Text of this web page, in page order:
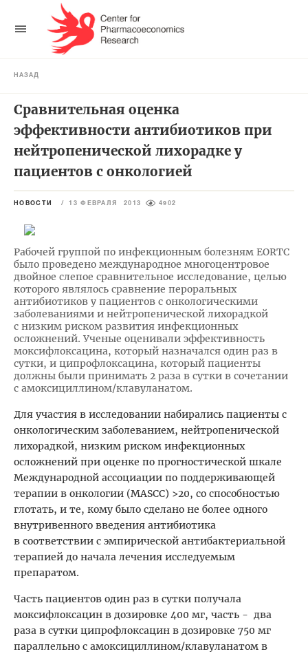
НАЗАД
Сравнительная оценка
эффективности антибиотиков при
нейтропенической лихорадке у
пациентов с онкологией
НОВОСТИ / 13 ФЕВРАЛЯ 2013 4902
Рабочей группой по инфекционным болезням EORTC
было проведено международное многоцентровое
двойное слепое сравнительное исследование, целью
которого являлось сравнение пероральных
антибиотиков у пациентов с онкологическими
заболеваниями и нейтропенической лихорадкой
с низким риском развития инфекционных
осложнений. Ученые оценивали эффективность
моксифлоксацина, который назначался один раз в
сутки, и ципрофлоксацина, который пациенты
должны были принимать 2 раза в сутки в сочетании
с амоксициллином/клавуланатом.
Для участия в исследовании набирались пациенты с
онкологическим заболеванием, нейтропенической
лихорадкой, низким риском инфекционных
осложнений при оценке по прогностической шкале
Международной ассоциации по поддерживающей
терапии в онкологии (MASCC) >20, со способностью
глотать, и те, кому было сделано не более одного
внутривенного введения антибиотика
в соответствии с эмпирической антибактериальной
терапией до начала лечения исследуемым
препаратом.
Часть пациентов один раз в сутки получала
моксифлоксацин в дозировке 400 мг, часть - два
раза в сутки ципрофлоксацин в дозировке 750 мг
параллельно с амоксициллином/клавуланатом в